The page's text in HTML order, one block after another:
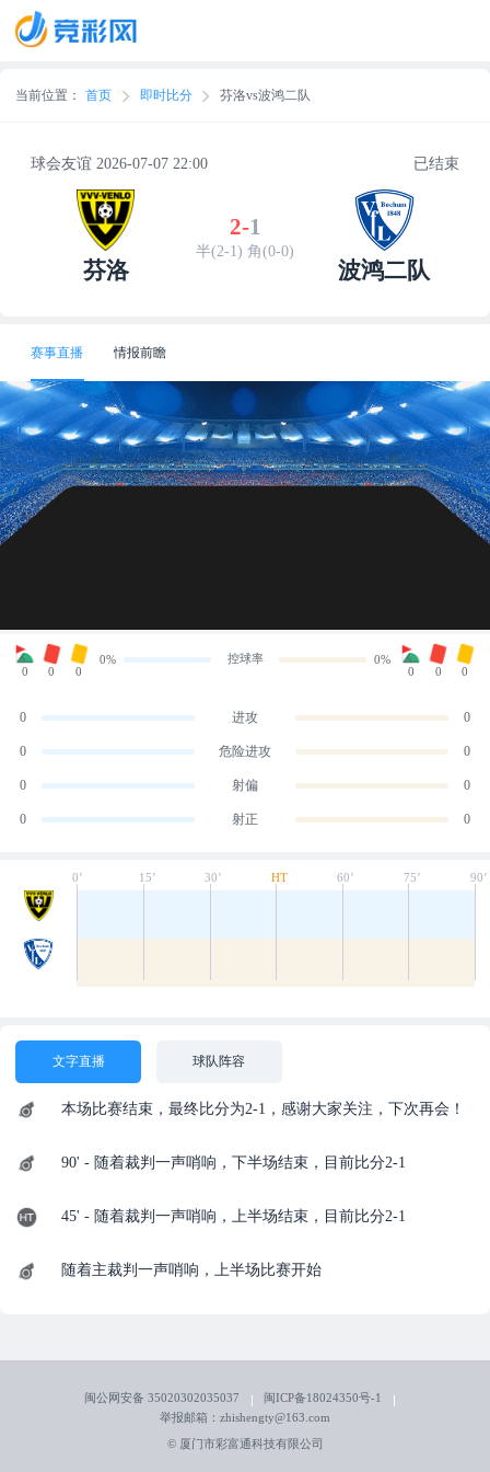
当前位置： 首页 即时比分 芬洛vs波鸿二队
球会友谊 2026-07-07 22:00 已结束
芬洛
2-1
半(2-1) 角(0-0)
波鸿二队
赛事直播 情报前瞻
0 0 0
0% 控球率
0%
0
0 0
0 进攻 0
0 危险进攻 0
0 射偏 0
0 射正 0
0’ 15’ 30’ HT 60’ 75’ 90’
文字直播 球队阵容
本场比赛结束，最终比分为2-1，感谢大家关注，下次再会！
90' - 随着裁判一声哨响，下半场结束，目前比分2-1
45' - 随着裁判一声哨响，上半场结束，目前比分2-1
随着主裁判一声哨响，上半场比赛开始
闽公网安备 35020302035037
闽ICP备18024350号-1
举报邮箱：zhishengty@163.com
© 厦门市彩富通科技有限公司